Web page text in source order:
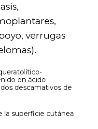
verrugas
en ácido
descamativos de
la superficie cutánea